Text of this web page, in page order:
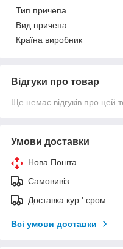
Тип причепа
Вид причепа
Країна виробник
Відгуки про товар
Ще немає відгуків про цей
Умови доставки
Нова Пошта
Самовивіз
Доставка кур ' єром
Всі умови доставки